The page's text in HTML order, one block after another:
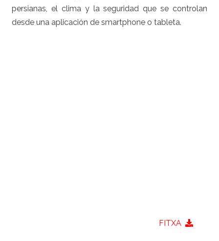
persianas, el clima y la seguridad que se controlan
desde una aplicación de smartphone o tableta.
FITXA